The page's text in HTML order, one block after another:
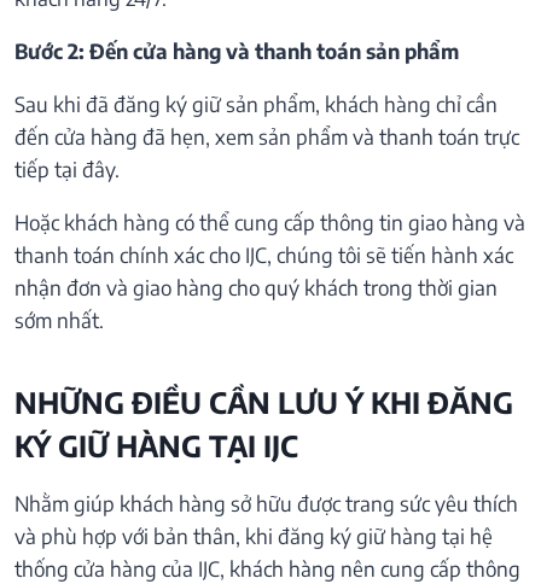
Bước 2: Đến cửa hàng và thanh toán sản phẩm
Sau khi đã đăng ký giữ sản phẩm, khách hàng chỉ cần
đến cửa hàng đã hẹn, xem sản phẩm và thanh toán trực
tiếp tại đây.
Hoặc khách hàng có thể cung cấp thông tin giao hàng và
thanh toán chính xác cho IJC, chúng tôi sẽ tiến hành xác
nhận đơn và giao hàng cho quý khách trong thời gian
sớm nhất.
NHỮNG ĐIỀU CẦN LƯU Ý KHI ĐĂNG
KÝ GIỮ HÀNG TẠI IJC
Nhằm giúp khách hàng sở hữu được trang sức yêu thích
và phù hợp với bản thân, khi đăng ký giữ hàng tại hệ
thống cửa hàng của IJC, khách hàng nên cung cấp thông